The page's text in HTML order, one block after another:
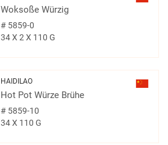
Woksoße Würzig
#5859-0
34 X 2 X 110 G
HAIDILAO
Hot Pot Würze Brühe
#5859-10
34 X 110 G